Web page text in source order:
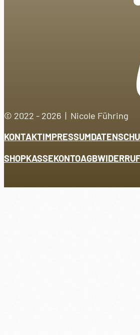
© 2022 - 2026 | Nicole Führing
KONTAKTIMPRESSUM
SHOPKASSEKONTOAGBWIDERRUF